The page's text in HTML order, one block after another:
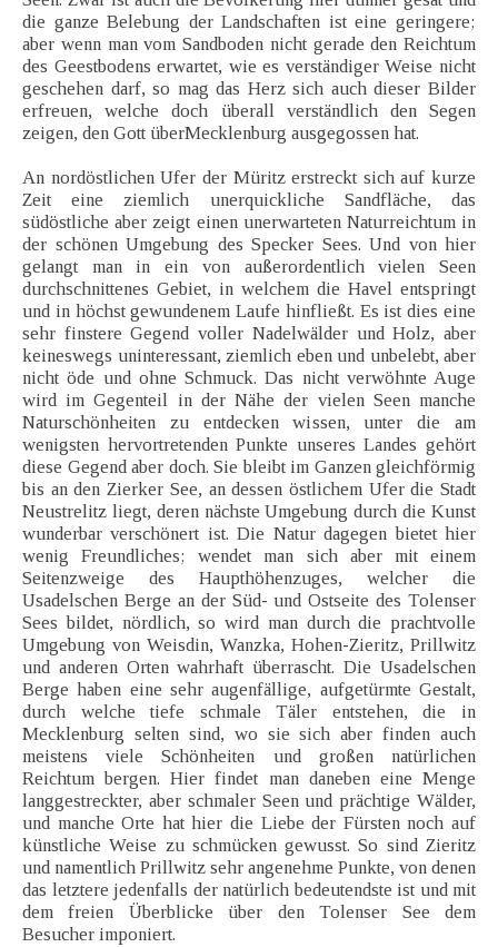
die ganze Belebung der Landschaften ist eine geringere;
aber wenn man vom Sandboden nicht gerade den Reichtum
des Geestbodens erwartet, wie es verständiger Weise nicht
geschehen darf, so mag das Herz sich auch dieser Bilder
erfreuen, welche doch überall verständlich den Segen
zeigen, den Gott überMecklenburg ausgegossen hat.
An nordöstlichen Ufer der Müritz erstreckt sich auf kurze
Zeit eine ziemlich unerquickliche Sandfläche, das
südöstliche aber zeigt einen unerwarteten Naturreichtum in
der schönen Umgebung des Specker Sees. Und von hier
gelangt man in ein von außerordentlich vielen Seen
durchschnittenes Gebiet, in welchem die Havel entspringt
und in höchst gewundenem Laufe hinfließt. Es ist dies eine
sehr finstere Gegend voller Nadelwälder und Holz, aber
keineswegs uninteressant, ziemlich eben und unbelebt, aber
nicht öde und ohne Schmuck. Das nicht verwöhnte Auge
wird im Gegenteil in der Nähe der vielen Seen manche
Naturschönheiten zu entdecken wissen, unter die am
wenigsten hervortretenden Punkte unseres Landes gehört
diese Gegend aber doch. Sie bleibt im Ganzen gleichförmig
bis an den Zierker See, an dessen östlichem Ufer die Stadt
Neustrelitz liegt, deren nächste Umgebung durch die Kunst
wunderbar verschönert ist. Die Natur dagegen bietet hier
wenig Freundliches; wendet man sich aber mit einem
Seitenzweige des Haupthöhenzuges, welcher die
Usadelschen Berge an der Süd- und Ostseite des Tolenser
Sees bildet, nördlich, so wird man durch die prachtvolle
Umgebung von Weisdin, Wanzka, Hohen-Zieritz, Prillwitz
und anderen Orten wahrhaft überrascht. Die Usadelschen
Berge haben eine sehr augenfällige, aufgetürmte Gestalt,
durch welche tiefe schmale Täler entstehen, die in
Mecklenburg selten sind, wo sie sich aber finden auch
meistens viele Schönheiten und großen natürlichen
Reichtum bergen. Hier findet man daneben eine Menge
langgestreckter, aber schmaler Seen und prächtige Wälder,
und manche Orte hat hier die Liebe der Fürsten noch auf
künstliche Weise zu schmücken gewusst. So sind Zieritz
und namentlich Prillwitz sehr angenehme Punkte, von denen
das letztere jedenfalls der natürlich bedeutendste ist und mit
dem freien Überblicke über den Tolenser See dem
Besucher imponiert.